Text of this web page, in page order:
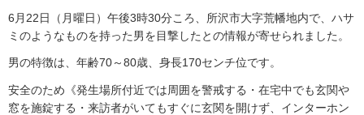
6月22日（月曜日）午後3時30分ころ、所沢市大字荒幡地内で、ハサ
ミのようなものを持った男を目撃したとの情報が寄せられました。
男の特徴は、年齢70～80歳、身長170センチ位です。
安全のため《発生場所付近では周囲を警戒する・在宅中でも玄関や
窓を施錠する・来訪者がいてもすぐに玄関を開けず、インターホン